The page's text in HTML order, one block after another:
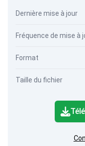
Dernière mise à jour
Fréquence de mise à
Format
Taille du fichier